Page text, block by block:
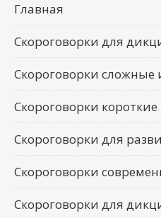
Главная
Скороговорки для
Скороговорки
Скороговорки
Скороговорки для
Скороговорки
Скороговорки для